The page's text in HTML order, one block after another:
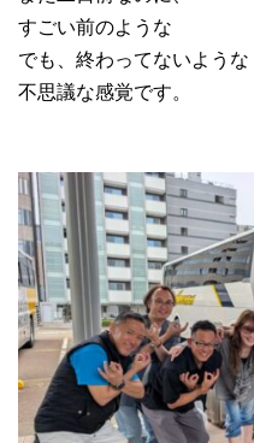
すごい前のような
でも、終わってないような
不思議な感覚です。